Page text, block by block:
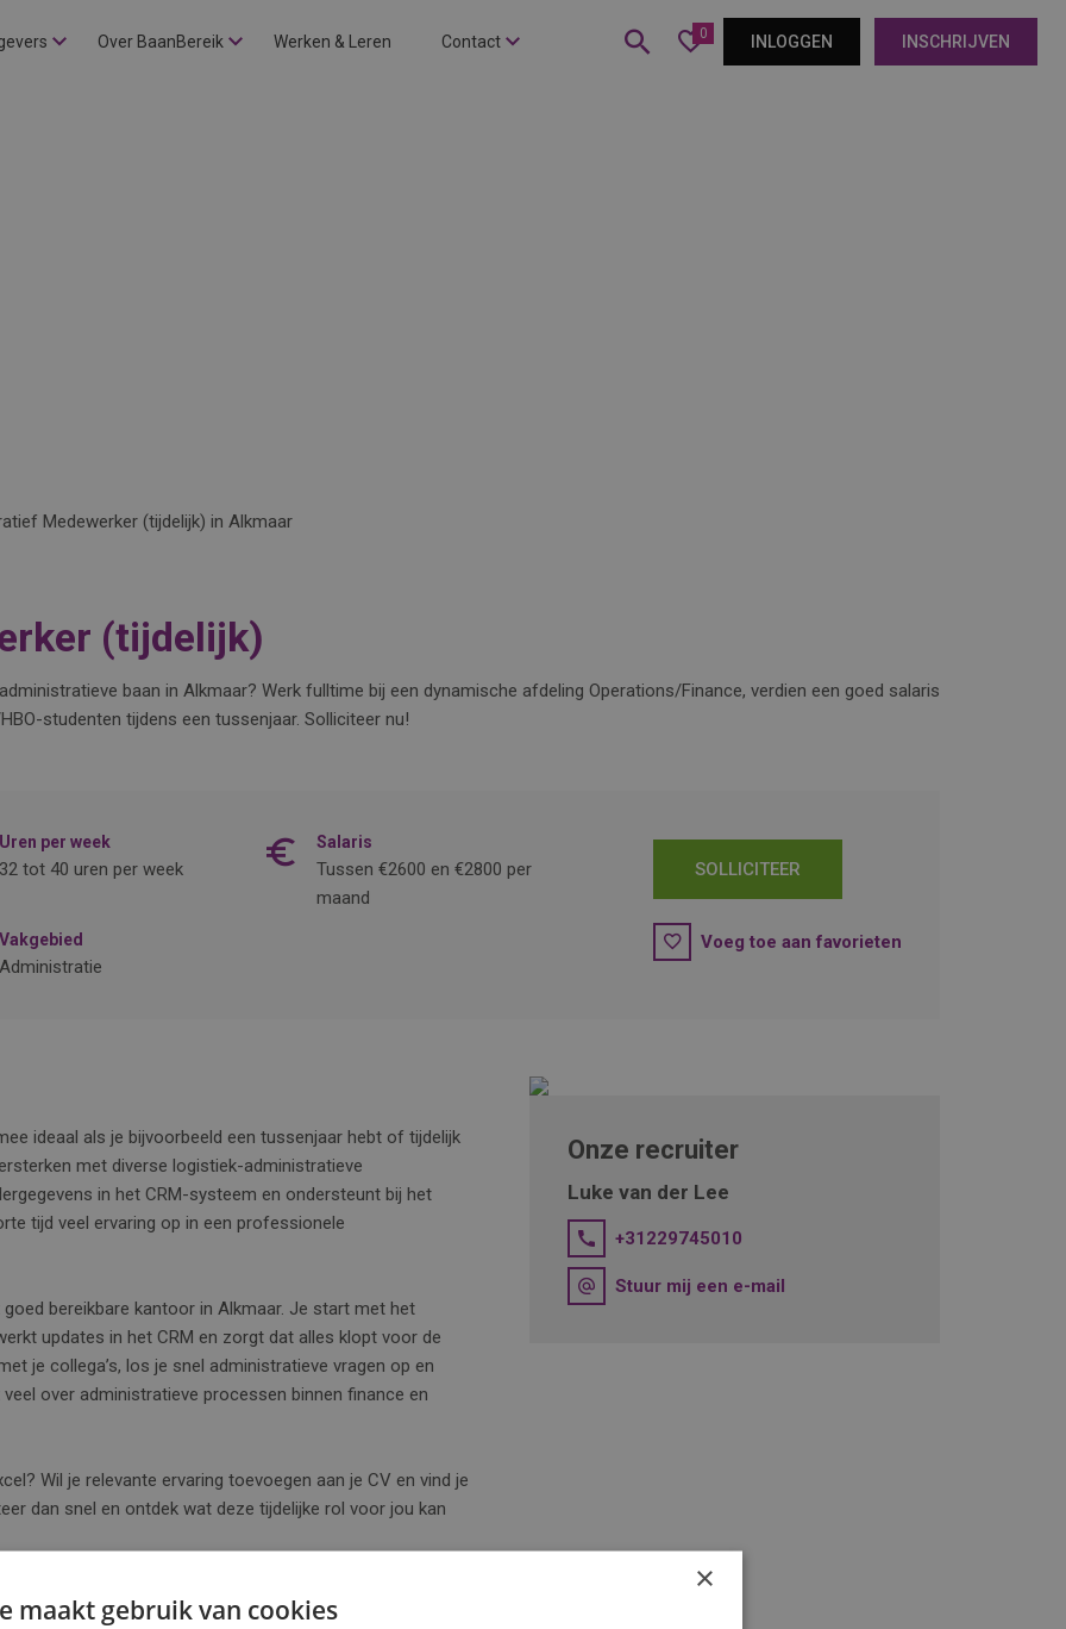
Over BaanBereik Werken & Leren Contact 0 INLOGGEN INSCHRIJVEN
Medewerker (tijdelijk) in Alkmaar
(tijdelijk)
baan in Alkmaar? Werk fulltime bij een dynamische afdeling Operations/Finance, verdien een goed salaris
studenten tijdens een tussenjaar. Solliciteer nu!
Uren per week
32 tot 40 uren per week
Salaris
Tussen €2600 en €2800 per
maand
Vakgebied
Administratie
SOLLICITEER
Voeg toe aan favorieten
ideaal als je bijvoorbeeld een tussenjaar hebt of tijdelijk
met diverse logistiek-administratieve
in het CRM-systeem en ondersteunt bij het
tijd veel ervaring op in een professionele
bereikbare kantoor in Alkmaar. Je start met het
updates in het CRM en zorgt dat alles klopt voor de
je collega’s, los je snel administratieve vragen op en
over administratieve processen binnen finance en
Wil je relevante ervaring toevoegen aan je CV en vind je
dan snel en ontdek wat deze tijdelijke rol voor jou kan
Onze recruiter
Luke van der Lee
+31229745010
Stuur mij een e-mail
×
maakt gebruik van cookies